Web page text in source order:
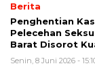
Berita
Penghentian
Pelecehan
Barat Disorot
Senin, 8 Juni 2026 -